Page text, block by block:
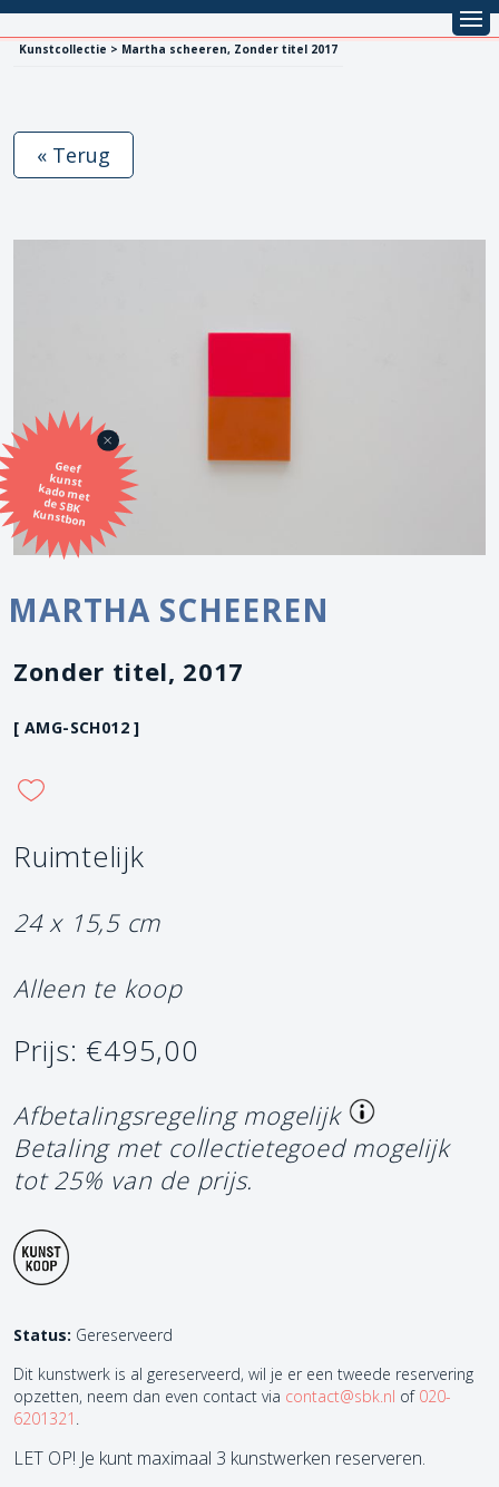
Kunstcollectie > Martha scheeren, Zonder titel 2017
Geef
kunst
kado met
de SBK
Kunstbon
« Terug
MARTHA SCHEEREN
Zonder titel, 2017
[ AMG-SCH012 ]
Ruimtelijk
24 x 15,5 cm
Alleen te koop
Prijs: €495,00
Afbetalingsregeling mogelijk
Betaling met collectietegoed mogelijk
tot 25% van de prijs.
Status: Gereserveerd
Dit kunstwerk is al gereserveerd, wil je er een tweede reservering
opzetten, neem dan even contact via contact@sbk.nl of 020-
6201321
LET OP! Je kunt maximaal 3 kunstwerken reserveren.